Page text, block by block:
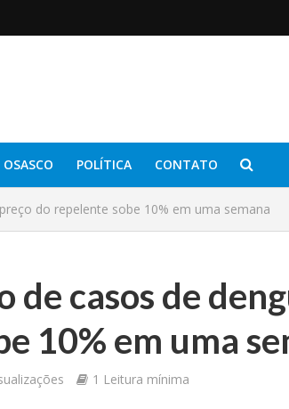
OSASCO POLÍTICA CONTATO
do repelente sobe 10% em uma semana
de casos de
10% em uma
1 Leitura mínima